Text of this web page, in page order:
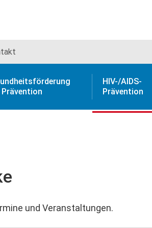
Prävention
HIV-/AIDS-
Prävention
und Veranstaltungen.